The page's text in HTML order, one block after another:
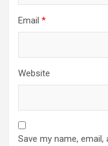
Email *
Website
Save my name,